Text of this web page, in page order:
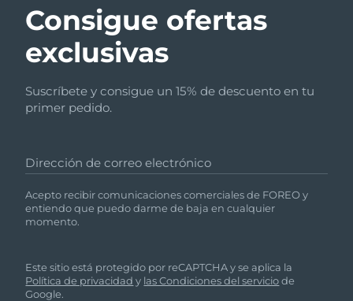
Consigue ofertas
exclusivas
Suscríbete y consigue un 15% de descuento en tu
primer pedido.
Dirección de correo electrónico
Acepto recibir comunicaciones comerciales de FOREO y
entiendo que puedo darme de baja en cualquier
momento.
Este sitio está protegido por reCAPTCHA y se aplica la
Política de privacidad y las Condiciones del serviciode
Google.